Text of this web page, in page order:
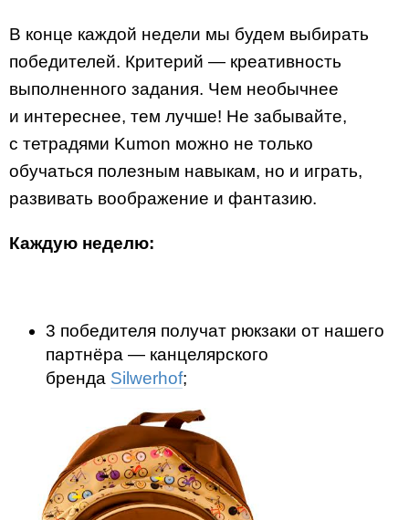
В конце каждой недели мы будем выбирать
победителей. Критерий — креативность
выполненного задания. Чем необычнее
и интереснее, тем лучше! Не забывайте,
с тетрадями Kumon можно не только
обучаться полезным навыкам, но и играть,
развивать воображение и фантазию.
Каждую неделю:
3 победителя получат рюкзаки от нашего
партнёра — канцелярского
бренда Silwerhof;